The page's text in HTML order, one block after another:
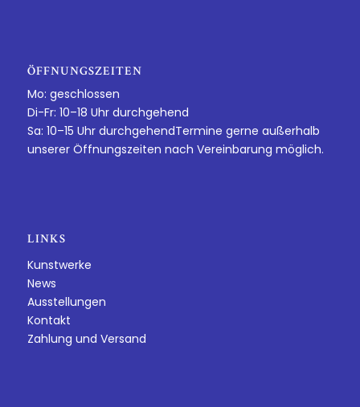
ÖFFNUNGSZEITEN
Mo: geschlossen
Di-Fr: 10–18 Uhr durchgehend
Sa: 10–15 Uhr durchgehendTermine gerne außerhalb
unserer Öffnungszeiten nach Vereinbarung möglich.
LINKS
Kunstwerke
News
Ausstellungen
Kontakt
Zahlung und Versand